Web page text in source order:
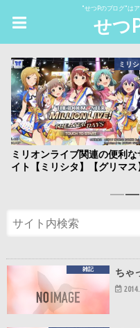
"せつPのブログ"は
せつ
ミリ
ミリオンライブ関連の便利な
イト【ミリシタ】【グリマス
雑記 ちゃ